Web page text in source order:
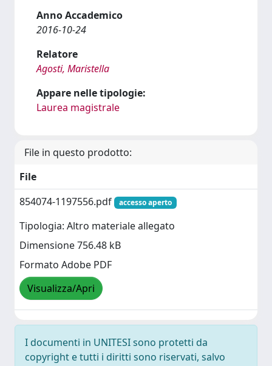
Anno Accademico
2016-10-24
Relatore
Agosti, Maristella
Appare nelle tipologie:
Laurea magistrale
File in questo prodotto:
File
854074-1197556.pdf
accesso aperto
Tipologia: Altro materiale allegato
Dimensione 756.48 kB
Formato Adobe PDF
Visualizza/Apri
I documenti in UNITESI sono protetti da
copyright e tutti i diritti sono riservati, salvo